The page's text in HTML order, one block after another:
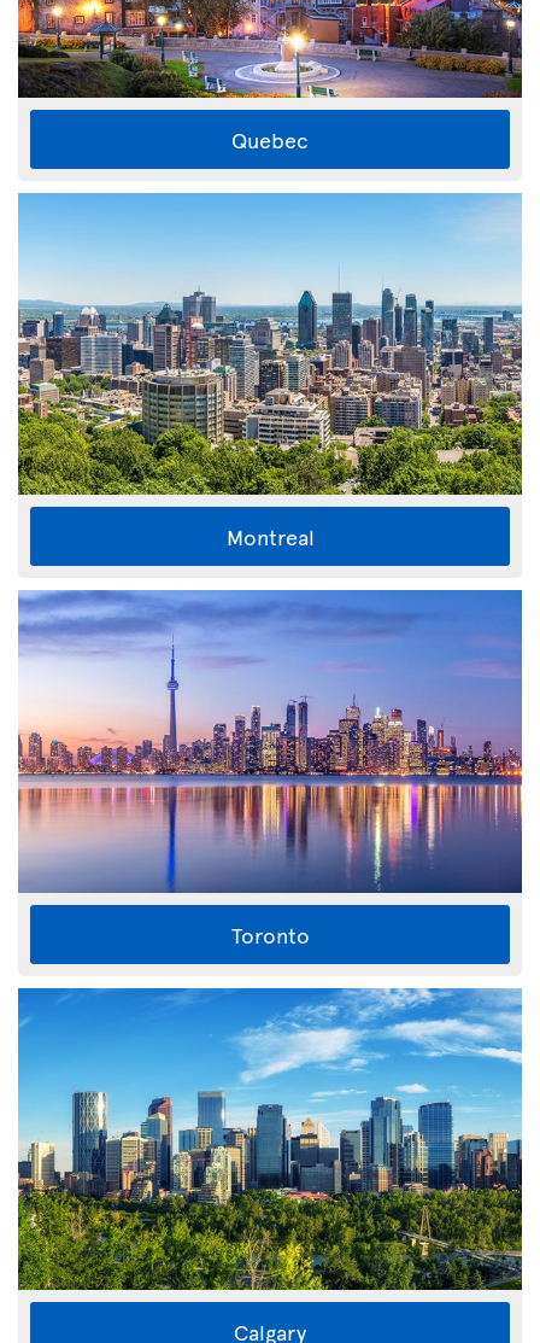
Quebec
Montreal
Toronto
Calgary